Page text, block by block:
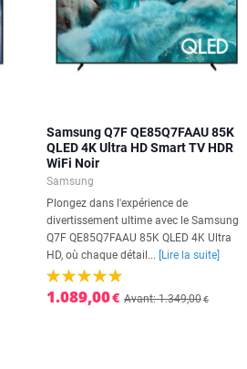
Samsung Q7F QE85Q7FAAU 85K
QLED 4K Ultra HD Smart TV HDR
WiFi Noir
Samsung
Plongez dans l'expérience de
divertissement ultime avec le Samsung
Q7F QE85Q7FAAU 85K QLED 4K Ultra
HD, où chaque détail...
[Lire la suite]
1.089,00€ Avant: 1.349,00€